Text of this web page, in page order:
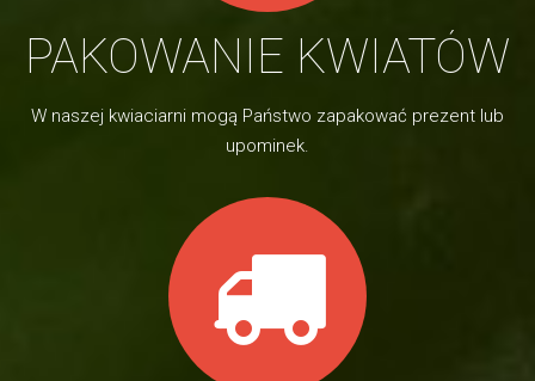
PAKOWANIE KWIATÓW
W naszej kwiaciarni mogą Państwo zapakować prezent lub
upominek.